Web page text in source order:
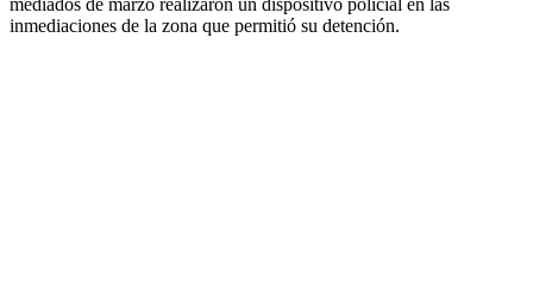
mediados de marzo realizaron un dispositivo policial en las
inmediaciones de la zona que permitió su detención.